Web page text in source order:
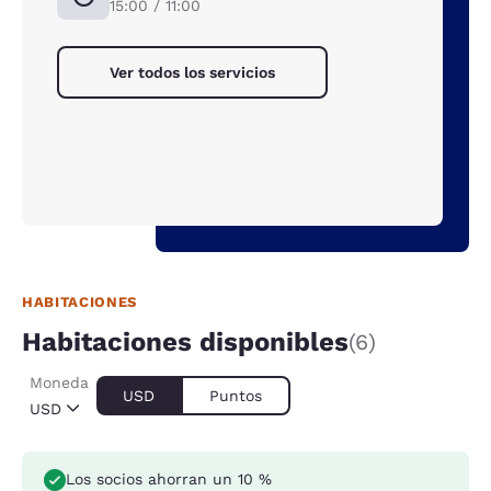
15:00 / 11:00
Ver todos los servicios
HABITACIONES
Habitaciones disponibles(6)
USD
Moneda
USD Puntos
Los socios ahorran un 10 %